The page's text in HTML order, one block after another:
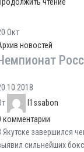
Окт
новостей
l1ssabon
комментарии
Якутске завершился
сильнейших